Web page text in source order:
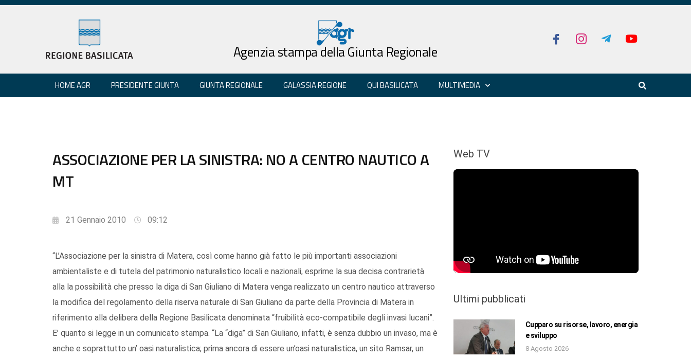
Agenzia stampa della Giunta Regionale
HOME AGR PRESIDENTE GIUNTA GIUNTA REGIONALE GALASSIA REGIONE QUI BASILICATA MULTIMEDIA
ASSOCIAZIONE PER LA SINISTRA: NO A CENTRO NAUTICO A
MT
21 Gennaio 2010 09:12
“L’Associazione per la sinistra di Matera, così come hanno già fatto le più importanti associazioni
ambientaliste e di tutela del patrimonio naturalistico locali e nazionali, esprime la sua decisa contrarietà
alla la possibilità che presso la diga di San Giuliano di Matera venga realizzato un centro nautico attraverso
la modifica del regolamento della riserva naturale di San Giuliano da parte della Provincia di Matera in
riferimento alla delibera della Regione Basilicata denominata “fruibilità eco-compatibile degli invasi lucani”.
E’ quanto si legge in un comunicato stampa. “La “diga” di San Giuliano, infatti, è senza dubbio un invaso, ma è
anche e soprattutto un’ oasi naturalistica; prima ancora di essere un’oasi naturalistica, un sito Ramsar, un
Web TV
Ultimi pubblicati
Cupparo su risorse, lavoro, energia
e sviluppo
8 Agosto 2026